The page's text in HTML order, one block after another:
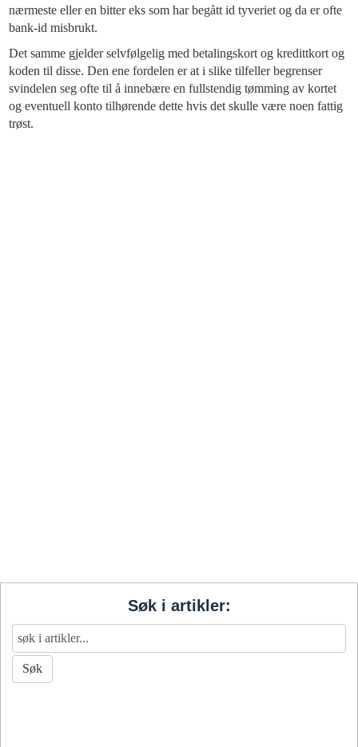
nærmeste eller en bitter eks som har begått id tyveriet og da er ofte
bank-id misbrukt.
Det samme gjelder selvfølgelig med betalingskort og kredittkort og
koden til disse. Den ene fordelen er at i slike tilfeller begrenser
svindelen seg ofte til å innebære en fullstendig tømming av kortet
og eventuell konto tilhørende dette hvis det skulle være noen fattig
trøst.
Søk i artikler: